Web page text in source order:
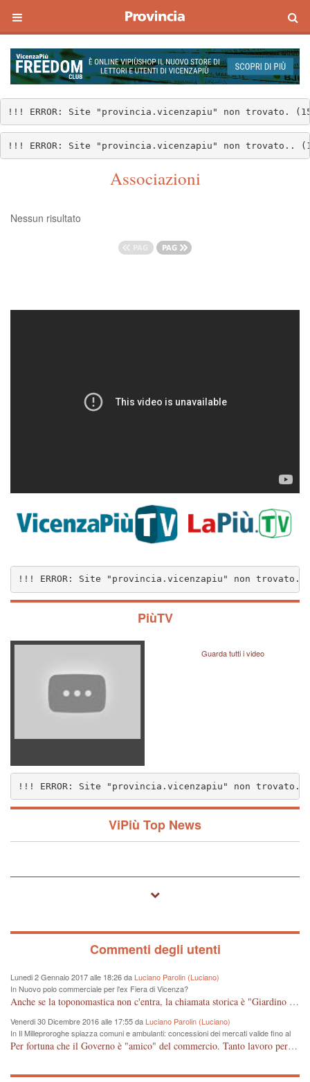
non trovato.. (1572)
!!! ERROR: Site "provincia.vicenzapiu" non trovato.
!!! ERROR: Site "provincia.vicenzapiu" non trovato..
Associazioni
Nessun risultato
!!! ERROR: Site "provincia.vicenzapiu" non trovato..
PiùTV
Guarda tutti i video
!!! ERROR: Site "provincia.vicenzapiu" non trovato..
ViPiù Top News
Commenti degli utenti
Lunedi 2 Gennaio 2017 alle 18:26 da Luciano Parolin (Luciano)
In Nuovo polo commerciale per l'ex Fiera di Vicenza?
Anche se la toponomastica non c'entra, la chiamata storica è "Giardino Salvi". Dal 1907 circa Proprietà Comunale e pertanto a mio giudizio "storico" il nome potrebbe essere cambiato in Giardino Comunale Goffredo Parise. Se poi vogliono farne un IPER mercato di cineserie varie (come se non ce ne fossero a sufficienza) vuol dire che: Mala Tempora Currunt. E' solo questione di schei? Amen.
Venerdi 30 Dicembre 2016 alle 17:55 da Luciano Parolin (Luciano)
In Il Milleproroghe spiazza comuni e ambulanti: concessioni dei mercati valide fino al
2020
Per fortuna che il Governo è "amico" del commercio. Tanto lavoro per nessun cambiamento. Tutto fermo sino al 2020. E' incomprensibile dice il Dirigente, figurarsi se il cittadino normale che legge e chiede di essere informato, può capire qualcosa. E' certo che, almeno per Vicenza, alcune situazioni contingenti devono essere riviste, vedi mercato di Viale Roma e altro, prima che la città UNESCO che si sta trasformando in città storico-artistico-turistica, diventi una casba tunisina! Capisco le esigenze delle imprese, ma a decidere dovrebbe essere la Città che ha eletto i suoi rappresentanti, invece ROMA, tra un rinvio ed un altro, arriva al 2020 senza aver cambiato Niente. Mala tempora currunt.